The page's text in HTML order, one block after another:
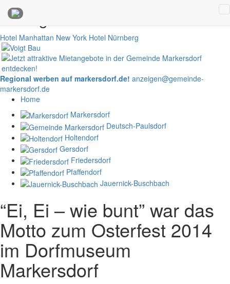
Anzeigen
Hotel Manhattan New York Hotel Nürnberg
Regional werben auf markersdorf.de! anzeigen@gemeinde-
markersdorf.de
Home
Markersdorf
Deutsch-Paulsdorf
Holtendorf
Gersdorf
Friedersdorf
Pfaffendorf
Jauernick-Buschbach
“Ei, Ei – wie bunt” war das
Motto zum Osterfest 2014
im Dorfmuseum
Markersdorf